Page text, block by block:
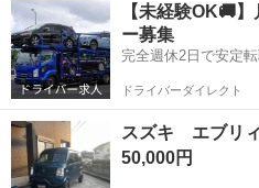
【未経験OK🚚
ー募集
完全週休2日で安定
ドライバーダイレクト
スズキ エブリ
50,000円